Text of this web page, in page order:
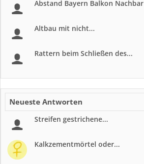
Abstand Bayern Balkon Nachbar
Altbau mit nicht...
Rattern beim Schließen des...
Neueste Antworten
Streifen gestrichene...
Kalkzementmörtel oder...